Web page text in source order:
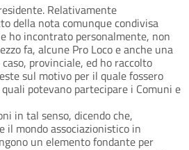
Relativamente
della nota comunque condivisa
ho incontrato personalmente, non
fa, alcune Pro Loco e anche una
provinciale, ed ho raccolto
sul motivo per il quale fossero
potevano partecipare i Comuni e
in tal senso, dicendo che,
il mondo associazionistico in
un elemento fondante per